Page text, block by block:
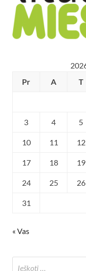
Pr
A T
3 4 5
10 11 12
17 18 19
24 25 26
31
« Vas